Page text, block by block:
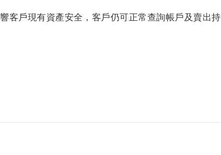
客戶現有資產安全，客戶仍可正常查詢帳戶及賣出持